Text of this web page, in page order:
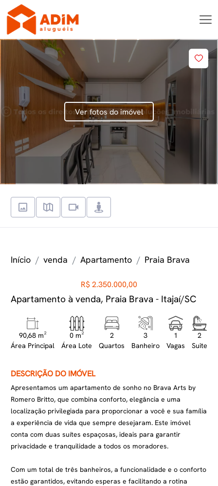
Ver fotos do imóvel
Início venda Apartamento Praia Brava
R$ 2.350.000,00
Apartamento à venda, Praia Brava - Itajaí/SC
90,68 m²
Área Principal
0 m²
Área Lote
2
Quartos
3
Banheiro
1
Vagas
2
Suite
DESCRIÇÃO DO IMÓVEL
Apresentamos um apartamento de sonho no Brava Arts by
Romero Britto, que combina conforto, elegância e uma
localização privilegiada para proporcionar a você e sua família
a experiência de vida que sempre desejaram. Este imóvel
conta com duas suítes espaçosas, ideais para garantir
privacidade e tranquilidade a todos os moradores.
Com um total de três banheiros, a funcionalidade e o conforto
estão garantidos, evitando esperas e facilitando a rotina